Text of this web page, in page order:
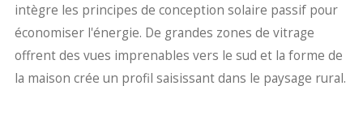
intègre les principes de conception solaire passif pour
économiser l'énergie. De grandes zones de vitrage
offrent des vues imprenables vers le sud et la forme de
la maison crée un profil saisissant dans le paysage rural.